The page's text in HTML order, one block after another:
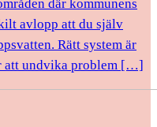
där kommunens
avlopp att du själv
Rätt system är
att undvika problem […]